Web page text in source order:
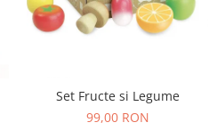
Set Fructe si Legume
99,00 RON